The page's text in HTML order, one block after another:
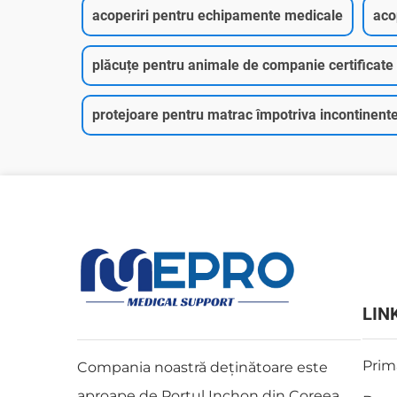
acoperiri pentru echipamente medicale
plăcuțe pentru animale de companie certificate
protejoare pentru matrac împotriva
Compania noastră deținătoare este